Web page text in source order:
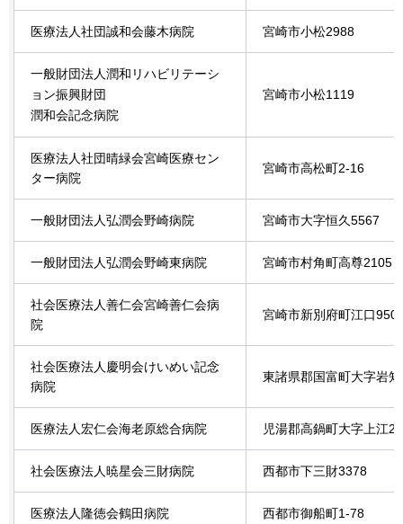
医療法人社団誠和会藤木病院 宮崎市小松2988
一般財団法人潤和リハビリテーシ
ョン振興財団
潤和会記念病院
宮崎市小松1119
医療法人社団晴緑会宮崎医療セン
ター病院
宮崎市高松町2-16
一般財団法人弘潤会野崎病院 宮崎市大字恒久5567
一般財団法人弘潤会野崎東病院 宮崎市村角町高尊2105
社会医療法人善仁会宮崎善仁会病
院
宮崎市新別府町江口
社会医療法人慶明会けいめい記念
病院
東諸県郡国富町大字岩
医療法人宏仁会海老原総合病院 児湯郡高鍋町大字上江
社会医療法人暁星会三財病院 西都市下三財3378
医療法人隆徳会鶴田病院 西都市御船町1-78